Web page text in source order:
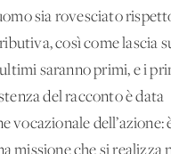
sia rovesciato
così come lascia
saranno primi, e i
del racconto è data
vocazionale dell’azione:
missione che si realizza